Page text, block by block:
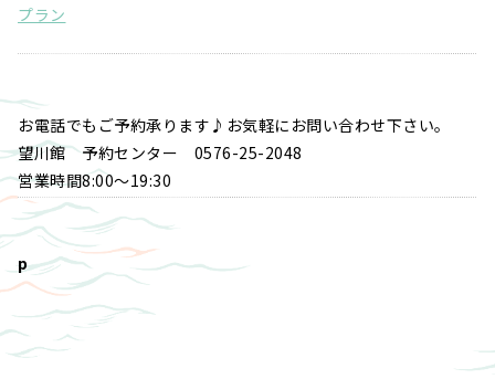
プラン
お電話でもご予約承ります♪お気軽にお問い合わせ下さい。
望川館 予約センター 0576-25-2048
営業時間8:00～19:30
p